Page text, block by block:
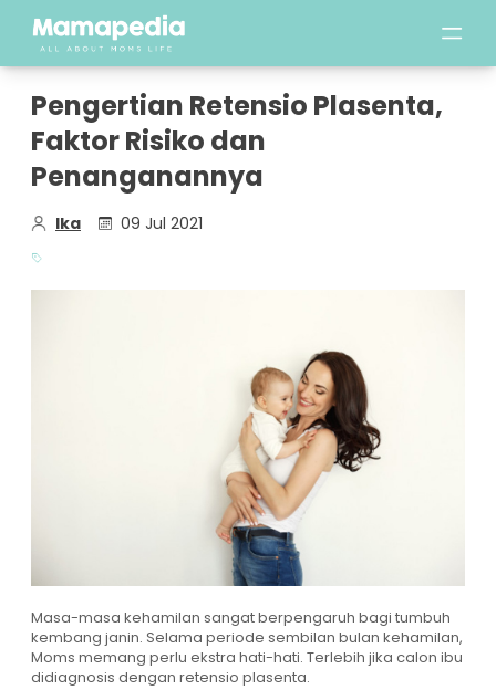
Pengertian Retensio Plasenta,
Faktor Risiko dan
Penanganannya
Ika 09 Jul 2021
Masa-masa kehamilan sangat berpengaruh bagi tumbuh
kembang janin. Selama periode sembilan bulan kehamilan,
Moms memang perlu ekstra hati-hati. Terlebih jika calon ibu
didiagnosis dengan retensio plasenta.